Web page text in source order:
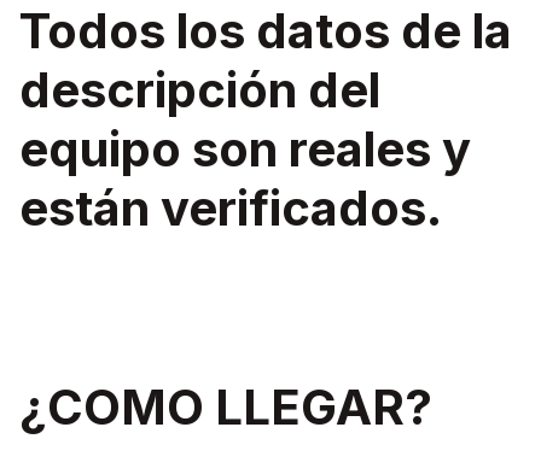
Todos los datos de la
descripción del
equipo son reales y
están verificados.
¿COMO LLEGAR?